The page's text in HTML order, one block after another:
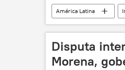
América Latina
Michelle Bachelet
Disputa
Morena,